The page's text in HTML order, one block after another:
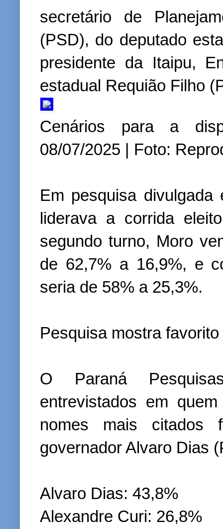
secretário de
(PSD), do deputado
presidente da Itaipu,
estadual Requião Filho
Cenários para a
08/07/2025 | Foto:
Em pesquisa
liderava a corrida
segundo turno, Moro
de 62,7% a 16,9%, e
seria de 58% a 25,3%.
Pesquisa mostra
O Paraná
entrevistados em
nomes mais citados
governador Alvaro Dias
Alvaro Dias: 43,8%
Alexandre Curi: 26,8%